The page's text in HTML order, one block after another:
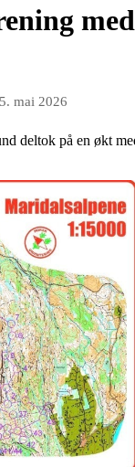
med
mai 2026
deltok på en økt